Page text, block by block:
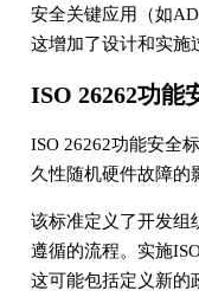
安全关键应用（如
这增加了设计和实施
ISO 26262功能
ISO 26262功能安全
久性随机硬件故障的
该标准定义了开发组
遵循的流程。实施
这可能包括定义新的